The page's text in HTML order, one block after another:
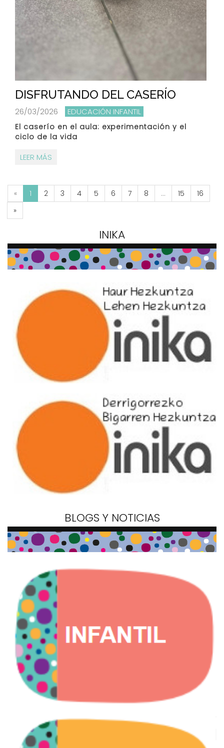
DISFRUTANDO DEL CASERÍO
26/03/2026 EDUCACIÓN INFANTIL
El caserío en el aula: experimentación y el
ciclo de la vida
LEER MÁS
« 1 2 3 4 5 6 7 8 ... 15
16
»
INIKA
BLOGS Y NOTICIAS